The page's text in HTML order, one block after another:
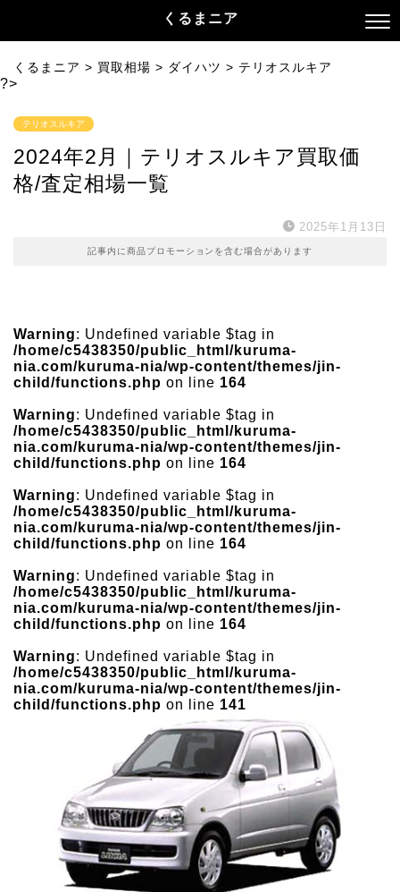
くるまニア
くるまニア > 買取相場 > ダイハツ > テリオスルキア
?>
テリオスルキア
2024年2月｜テリオスルキア買取価
格/査定相場一覧
2025年1月13日
記事内に商品プロモーションを含む場合があります
Warning: Undefined variable $tag in
/home/c5438350/public_html/kuruma-
nia.com/kuruma-nia/wp-content/themes/jin-
child/functions.php on line 164
Warning: Undefined variable $tag in
/home/c5438350/public_html/kuruma-
nia.com/kuruma-nia/wp-content/themes/jin-
child/functions.php on line 164
Warning: Undefined variable $tag in
/home/c5438350/public_html/kuruma-
nia.com/kuruma-nia/wp-content/themes/jin-
child/functions.php on line 164
Warning: Undefined variable $tag in
/home/c5438350/public_html/kuruma-
nia.com/kuruma-nia/wp-content/themes/jin-
child/functions.php on line 164
Warning: Undefined variable $tag in
/home/c5438350/public_html/kuruma-
nia.com/kuruma-nia/wp-content/themes/jin-
child/functions.php on line 141